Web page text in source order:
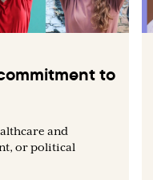
to
and
or political